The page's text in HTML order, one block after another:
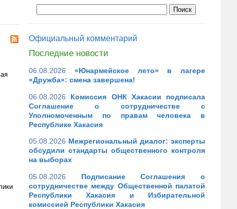
Официальный комментарий
Последние новости
06.08.2026
«Юнармейское лето» в лагере
«Дружба»: смена завершена!
06.08.2026
Комиссия ОНК Хакасии подписала
Соглашение о сотрудничестве с
Уполномоченным по правам человека в
Республике Хакасия
05.08.2026 Межрегиональный диалог: эксперты
обсудили стандарты общественного контроля
на выборах
05.08.2026
Подписание Соглашения о
сотрудничестве между Общественной палатой
Республики Хакасия и Избирательной
комиссией Республики Хакасия